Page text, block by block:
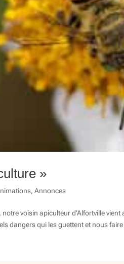
»
,Annonces
voisin apiculteur d’Alfortville
dangers qui les guettent et nous